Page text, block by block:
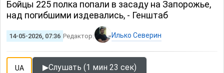
Бойцы 225 полка попали в засаду на Запорожье,
над погибшими издевались, - Генштаб
14-05-2026, 07:36 Редактор: Илько Северин
UA ▶Слушать (1 мин 23 сек)